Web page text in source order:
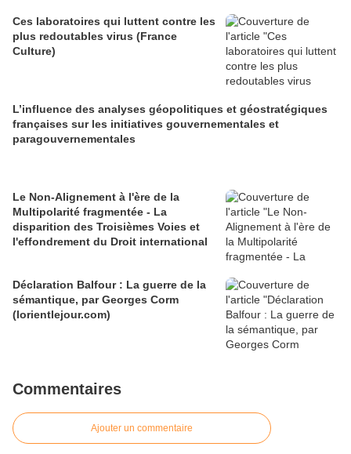
Ces laboratoires qui luttent contre les
plus redoutables virus (France
Culture)
L’influence des analyses géopolitiques et géostratégiques
françaises sur les initiatives gouvernementales et
paragouvernementales
Le Non-Alignement à l'ère de la
Multipolarité fragmentée - La
disparition des Troisièmes Voies et
l'effondrement du Droit international
Déclaration Balfour : La guerre de la
sémantique, par Georges Corm
(lorientlejour.com)
Commentaires
Ajouter un commentaire